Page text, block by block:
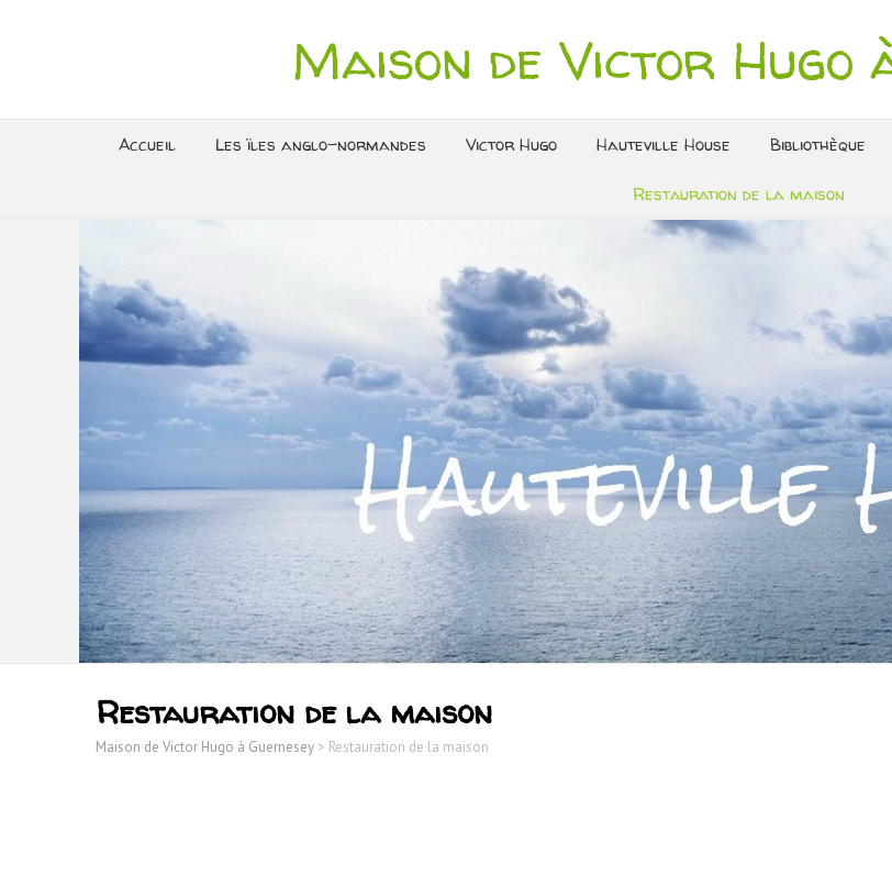
Maison de Victor Hugo
Accueil Les ïles anglo-normandes Victor Hugo Hauteville House Bibliothèque
Restauration de la maison
Restauration de la maison
Maison de Victor Hugo à Guernesey > Restauration de la maison